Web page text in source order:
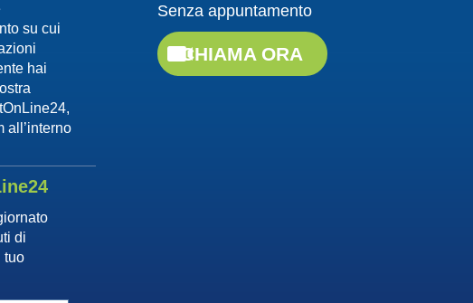
Guarda il video
su cui
hai
all’interno
di
tuo
Senza appuntamento
CHIAMA ORA